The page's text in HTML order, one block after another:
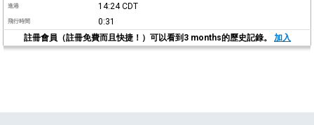
進港 14:24CDT
飛行時間
0:31
註冊會員（註冊免費而且快捷！）可以看到3 months的歷史記錄。 加入